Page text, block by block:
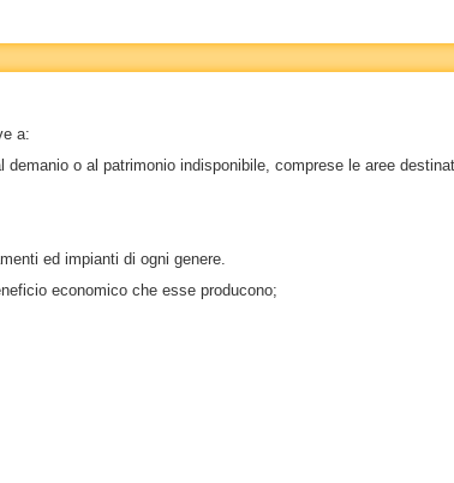
a:
o al patrimonio indisponibile, comprese le aree
ed impianti di ogni genere.
economico che esse producono;